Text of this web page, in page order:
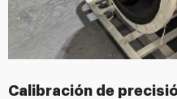
Calibración de